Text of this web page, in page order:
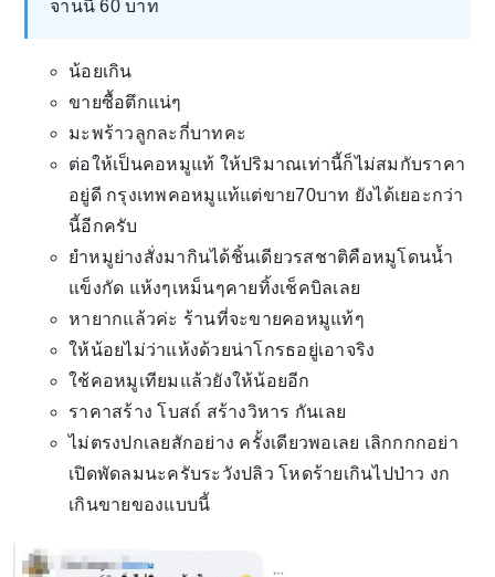
จานนี้ 60 บาท
น้อยเกิน
ขายซื้อตึกแน่ๆ
มะพร้าวลูกละกี่บาทคะ
ต่อให้เป็นคอหมูแท้ ให้ปริมาณเท่านี้ก็ไม่สมกับราคา
อยู่ดี กรุงเทพคอหมูแท้แต่ขาย70บาท ยังได้เยอะกว่า
นี้อีกครับ
ยำหมูย่างสั่งมากินได้ชิ้นเดียวรสชาติคือหมูโดนน้ำ
แข็งกัด แห้งๆเหม็นๆคายทิ้งเช็คบิลเลย
หายากแล้วค่ะ ร้านที่จะขายคอหมูแท้ๆ
ให้น้อยไม่ว่าแห้งด้วยน่าโกรธอยู่เอาจริง
ใช้คอหมูเทียมแล้วยังให้น้อยอีก
ราคาสร้าง โบสถ์ สร้างวิหาร กันเลย
ไม่ตรงปกเลยสักอย่าง ครั้งเดียวพอเลย เลิกกกกอย่า
เปิดพัดลมนะครับระวังปลิว โหดร้ายเกินไปป่าว งก
เกินขายของแบบนี้